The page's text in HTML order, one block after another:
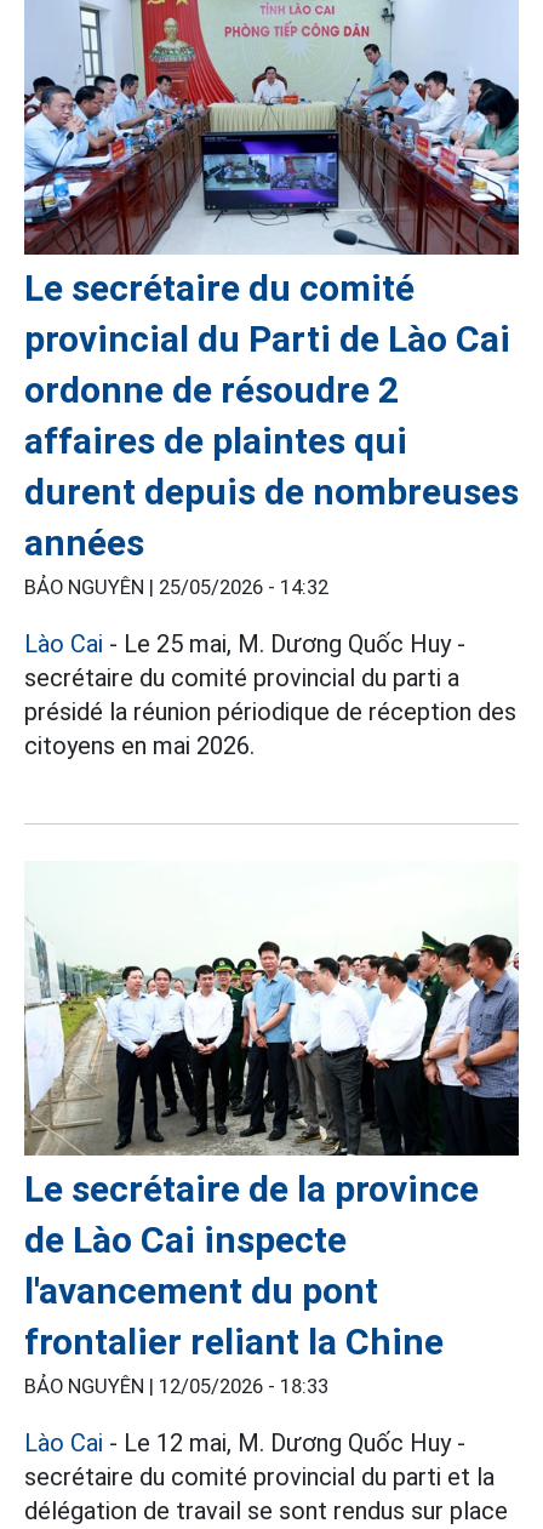
Le secrétaire du comité
provincial du Parti de Lào Cai
ordonne de résoudre 2
affaires de plaintes qui
durent depuis de nombreuses
années
BẢO NGUYÊN | 25/05/2026 - 14:32
Lào Cai - Le 25 mai, M. Dương Quốc Huy -
secrétaire du comité provincial du parti a
présidé la réunion périodique de réception des
citoyens en mai 2026.
Le secrétaire de la province
de Lào Cai inspecte
l'avancement du pont
frontalier reliant la Chine
BẢO NGUYÊN | 12/05/2026 - 18:33
Lào Cai - Le 12 mai, M. Dương Quốc Huy -
secrétaire du comité provincial du parti et la
délégation de travail se sont rendus sur place